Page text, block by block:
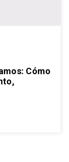
Cómo